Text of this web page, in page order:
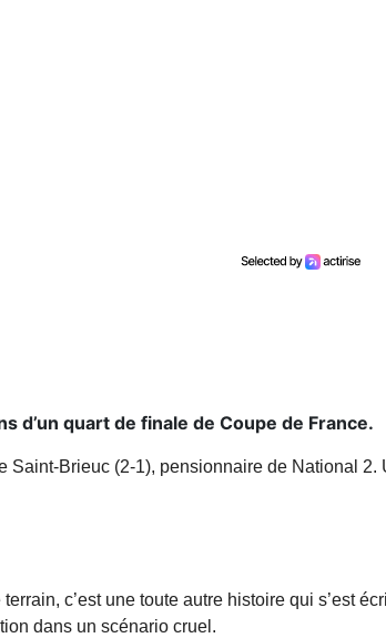
d’un quart de finale de Coupe de France.
Saint-Brieuc (2-1), pensionnaire de National 2.
c’est une toute autre histoire qui s’est
dans un scénario cruel.